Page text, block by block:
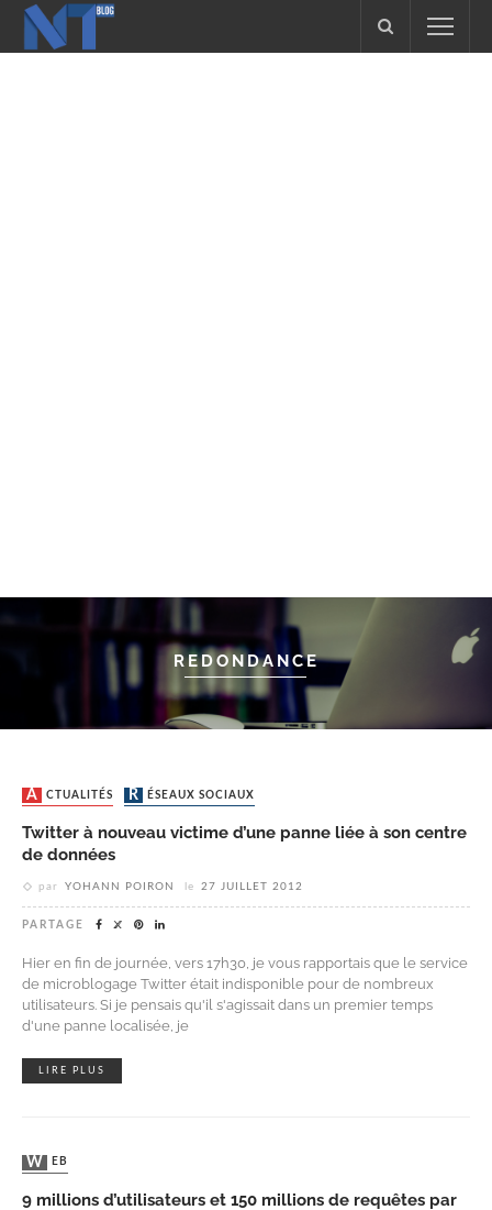
REDONDANCE
ACTUALITÉS RÉSEAUX SOCIAUX
Twitter à nouveau victime d’une panne liée à son centre
de données
par YOHANN POIRON le 27 JUILLET 2012
PARTAGE
Hier en fin de journée, vers 17h30, je vous rapportais que le service
de microblogage Twitter était indisponible pour de nombreux
utilisateurs. Si je pensais qu'il s'agissait dans un premier temps
d'une panne localisée, je
LIRE PLUS
WEB
9 millions d’utilisateurs et 150 millions de requêtes par